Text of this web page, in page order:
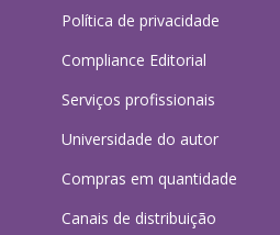
Política de privacidade
Compliance Editorial
Serviços profissionais
Universidade do autor
Compras em quantidade
Canais de distribuição